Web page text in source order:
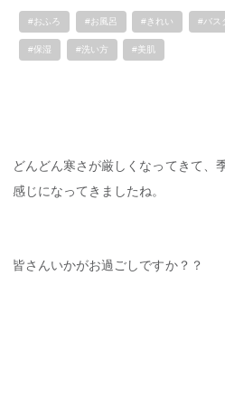
#おふろ #お風呂 #きれい #バス
#保湿 #洗い方 #美肌
どんどん寒さが厳しくなってきて、
感じになってきましたね。
皆さんいかがお過ごしですか？？